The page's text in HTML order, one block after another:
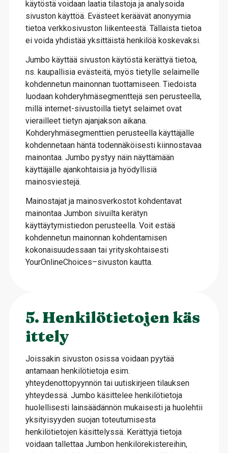
käytöstä voidaan laatia tilastoja ja analysoida
sivuston käyttöä. Evästeet keräävät anonyymia
tietoa verkkosivuston liikenteestä. Tällaista tietoa
ei voida yhdistää yksittäistä henkilöä koskevaksi.
Jumbo käyttää sivuston käytöstä kerättyä tietoa,
ns. kaupallisia evästeitä, myös tietylle selaimelle
kohdennetun mainonnan tuottamiseen. Tiedoista
luodaan kohderyhmäsegmenttejä sen perusteella,
millä internet-sivustoilla tietyt selaimet ovat
vierailleet tietyn ajanjakson aikana.
Kohderyhmäsegmenttien perusteella käyttäjälle
kohdennetaan häntä todennäköisesti kiinnostavaa
mainontaa. Jumbo pystyy näin näyttämään
käyttäjälle ajankohtaisia ja hyödyllisiä
mainosviestejä.
Mainostajat ja mainosverkostot kohdentavat
mainontaa Jumbon sivuilta kerätyn
käyttäytymistiedon perusteella. Voit estää
kohdennetun mainonnan kohdentamisen
kokonaisuudessaan tai yrityskohtaisesti
YourOnlineChoices–sivuston kautta.
5. Henkilötietojen käs
ittely
Joissakin sivuston osissa voidaan pyytää
antamaan henkilötietoja esim.
yhteydenottopyynnön tai uutiskirjeen tilauksen
yhteydessä. Jumbo käsittelee henkilötietoja
huolellisesti lainsäädännön mukaisesti ja huolehtii
yksityisyyden suojan toteutumisesta
henkilötietojen käsittelyssä. Kerättyjä tietoja
voidaan tallettaa Jumbon henkilörekistereihin,